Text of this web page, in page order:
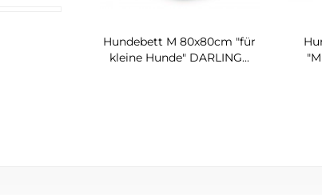
Hundebett M 80x80cm "für
kleine Hunde" DARLING...